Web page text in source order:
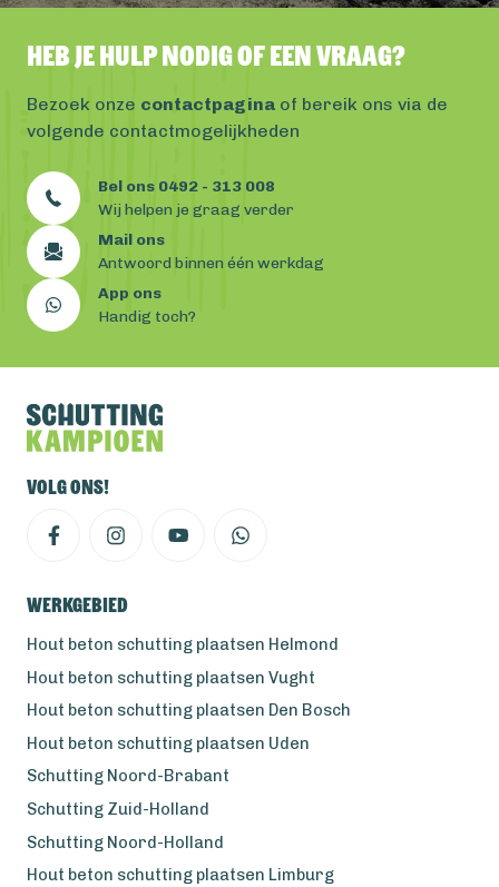
Heb je hulp nodig of een vraag?
Bezoek onze contactpagina of bereik ons via de
volgende contactmogelijkheden
Bel ons 0492 - 313 008
Wij helpen je graag verder
Mail ons
Antwoord binnen één werkdag
App ons
Handig toch?
Volg ons!
Werkgebied
Hout beton schutting plaatsen Helmond
Hout beton schutting plaatsen Vught
Hout beton schutting plaatsen Den Bosch
Hout beton schutting plaatsen Uden
Schutting Noord-Brabant
Schutting Zuid-Holland
Schutting Noord-Holland
Hout beton schutting plaatsen Limburg